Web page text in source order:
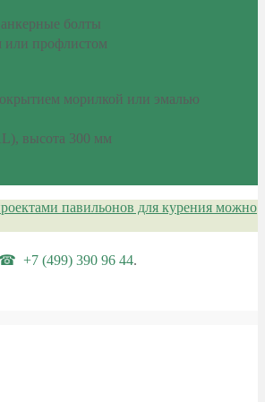
болты
или профлистом
морилкой или эмалью
высота 300 мм
павильонов для курения можно
+7 (499) 390 96 44.